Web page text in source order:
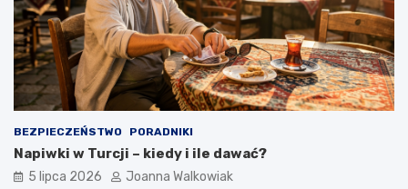
BEZPIECZEŃSTWO PORADNIKI
Napiwki w Turcji – kiedy i ile dawać?
5 lipca 2026 Joanna Walkowiak